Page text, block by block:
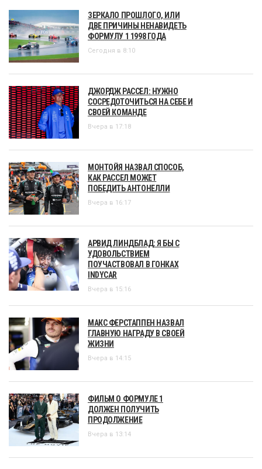
ЗЕРКАЛО ПРОШЛОГО, ИЛИ
ДВЕ ПРИЧИНЫ НЕНАВИДЕТЬ
ФОРМУЛУ 1 1998 ГОДА
Сегодня в 8:10
ДЖОРДЖ РАССЕЛ: НУЖНО
СОСРЕДОТОЧИТЬСЯ НА СЕБЕ И
СВОЕЙ КОМАНДЕ
Вчера в 17:18
МОНТОЙЯ НАЗВАЛ СПОСОБ,
КАК РАССЕЛ МОЖЕТ
ПОБЕДИТЬ АНТОНЕЛЛИ
Вчера в 16:17
АРВИД ЛИНДБЛАД: Я БЫ С
УДОВОЛЬСТВИЕМ
ПОУЧАСТВОВАЛ В ГОНКАХ
INDYCAR
Вчера в 15:16
МАКС ФЕРСТАППЕН НАЗВАЛ
ГЛАВНУЮ НАГРАДУ В СВОЕЙ
ЖИЗНИ
Вчера в 14:15
ФИЛЬМ О ФОРМУЛЕ 1
ДОЛЖЕН ПОЛУЧИТЬ
ПРОДОЛЖЕНИЕ
Вчера в 13:14